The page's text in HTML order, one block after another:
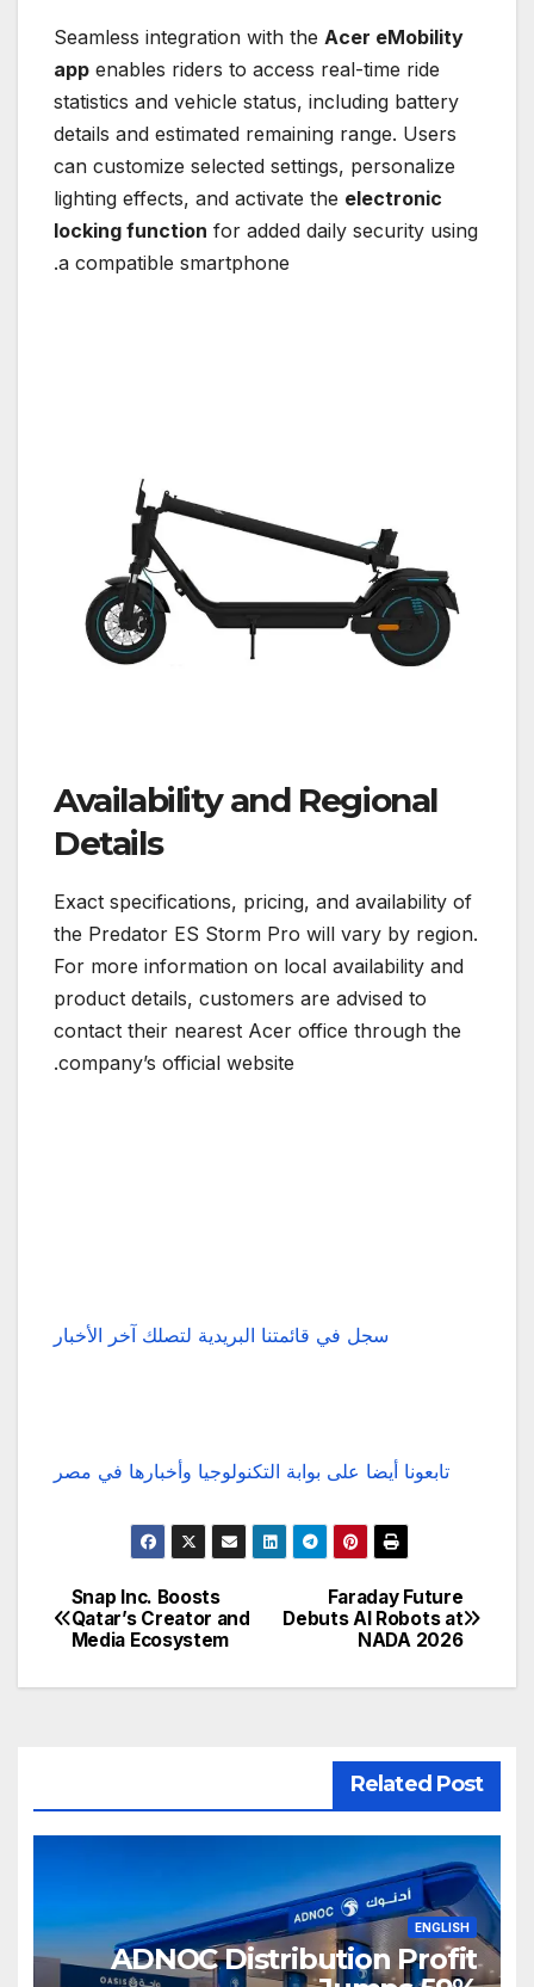
Seamless integration with the Acer eMobility
app enables riders to access real-time ride
statistics and vehicle status, including battery
details and estimated remaining range. Users
can customize selected settings, personalize
lighting effects, and activate the electronic
locking function for added daily security using
a compatible smartphone.
Availability and Regional
Details
Exact specifications, pricing, and availability of
the Predator ES Storm Pro will vary by region.
For more information on local availability and
product details, customers are advised to
contact their nearest Acer office through the
company’s official website.
سجل في قائمتنا البريدية لتصلك آخر الأخبار
تابعونا أيضا على بوابة التكنولوجيا وأخبارها في مصر
تصفّح
المقالات
Snap Inc. Boosts
Qatar’s Creator and
Media Ecosystem
Faraday Future
Debuts AI Robots at
NADA 2026
Related Post
ENGLISH
ADNOC Distribution Profit